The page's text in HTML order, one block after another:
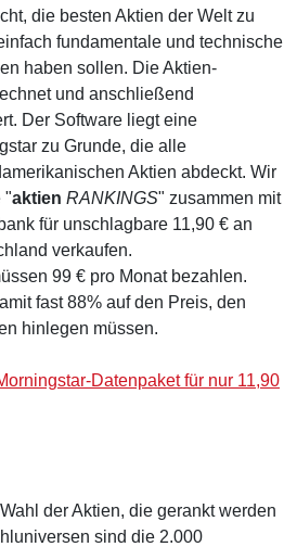
die besten Aktien der Welt zu
fundamentale und technische
haben sollen. Die Aktien-
und anschließend
Der Software liegt eine
zu Grunde, die alle
Aktien abdeckt. Wir
"aktien RANKINGS" zusammen mit
für unschlagbare 11,90 € an
verkaufen.
99 € pro Monat bezahlen.
fast 88% auf den Preis, den
hinlegen müssen.
Datenpaket für nur 11,90
der Aktien, die gerankt werden
sind die 2.000